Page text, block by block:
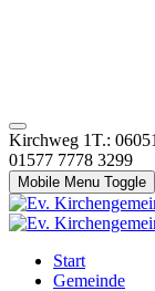
Kirchweg 1T.:
01577 7778 3299
Mobile Menu Toggle
Start
Gemeinde